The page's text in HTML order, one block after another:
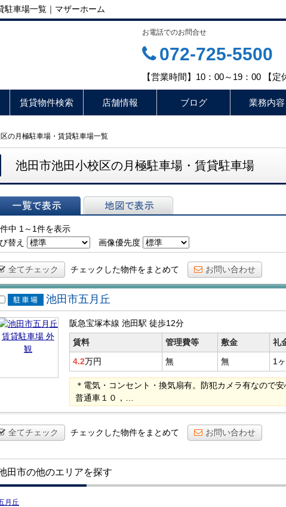
駐車場一覧｜マザーホーム
お電話でのお問合せ
072-725-5500
【営業時間】10：00～19：00 【
賃貸物件検索 店舗情報 ブログ 業務内容
の月極駐車場・賃貸駐車場一覧
池田市池田小校区の月極駐車場・賃貸駐車場
件中 1～1件を表示
替え
画像優先度
全てチェック チェックした物件をまとめて お問い合わせ
賃貸駐車
場
池田市五月丘
阪急宝塚本線 池田駅 徒歩12分
賃料
管理費等 敷金 礼
4.2万円 無 無 1
＊電気・コンセント・換気扇有。防犯カメラ有なので
普通車１０，…
全てチェック チェックした物件をまとめて お問い合わせ
田市の他のエリアを探す
月丘